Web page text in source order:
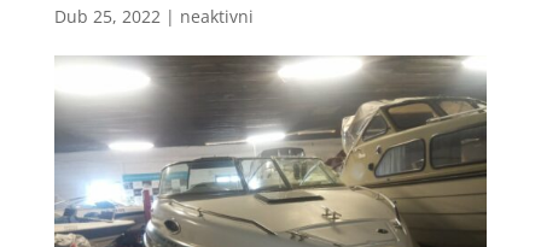
Dub 25, 2022| neaktivni